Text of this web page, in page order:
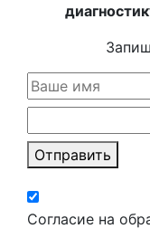
Отправить
Согласие на